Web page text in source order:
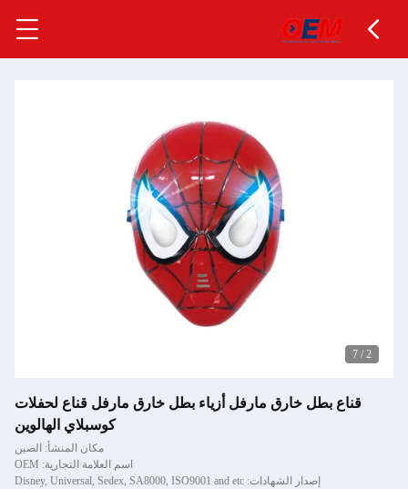
2
/
7
قناع بطل خارق مارفل أزياء بطل خارق مارفل قناع لحفلات
كوسبلاي الهالوين
مكان المنشأ: الصين
اسم العلامة التجارية: OEM
إصدار الشهادات: Disney, Universal, Sedex, SA8000, ISO9001 and etc